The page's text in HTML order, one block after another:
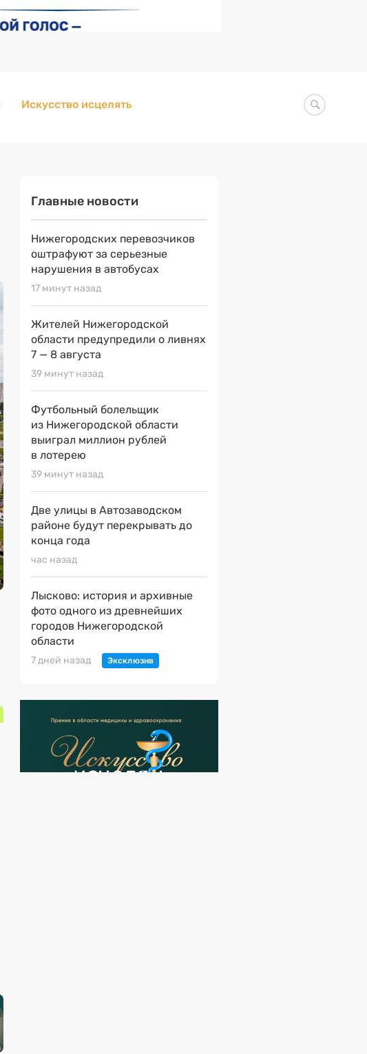
Искусство исцелять
Главные новости
Нижегородских перевозчиков
оштрафуют за серьезные
нарушения в автобусах
17 минут назад
Жителей Нижегородской
области предупредили о ливнях
7 — 8 августа
39 минут назад
Футбольный болельщик
из Нижегородской области
выиграл миллион рублей
в лотерею
39 минут назад
Две улицы в Автозаводском
районе будут перекрывать до
конца года
час назад
Лысково: история и архивные
фото одного из древнейших
городов Нижегородской
области
7 дней назад